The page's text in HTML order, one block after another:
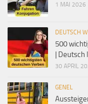
1 MAI 2026
DEUTSCH
500
| Deutsch
30 APRIL
GENEL